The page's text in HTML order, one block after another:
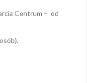
Centrum – od